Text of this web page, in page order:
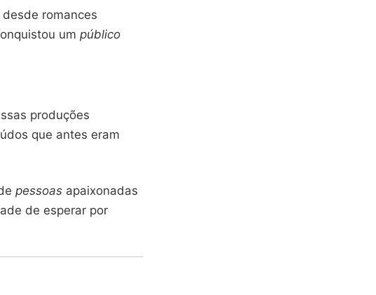
romances
um público
produções
que antes eram
pessoas apaixonadas
de esperar por